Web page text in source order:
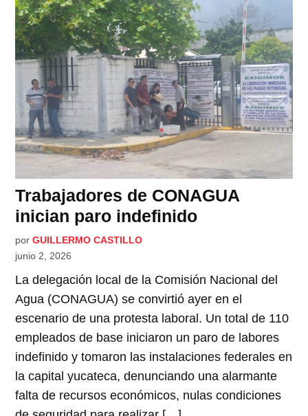
Trabajadores de CONAGUA
inician paro indefinido
por GUILLERMO CASTILLO
junio 2, 2026
La delegación local de la Comisión Nacional del
Agua (CONAGUA) se convirtió ayer en el
escenario de una protesta laboral. Un total de 110
empleados de base iniciaron un paro de labores
indefinido y tomaron las instalaciones federales en
la capital yucateca, denunciando una alarmante
falta de recursos económicos, nulas condiciones